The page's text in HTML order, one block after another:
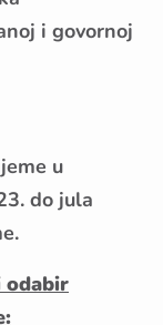
i govornoj
u
do jula
odabir
: